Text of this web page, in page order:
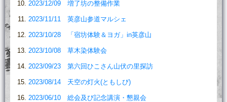
2023/12/09 増了坊の整備作業
2023/11/11 英彦山参道マルシェ
2023/10/28 「宿坊体験＆ヨガ」in英彦山
2023/10/08 草木染体験会
2023/09/23 第六回ひこさん山伏の里探訪
2023/08/14 天空の灯火(ともしび)
2023/06/10 総会及び記念講演・懇親会